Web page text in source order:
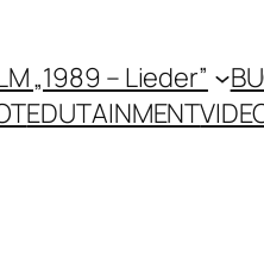
„1989 – Lieder”
EDUTAINMENT